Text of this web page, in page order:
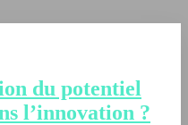
du potentiel
l’innovation ?